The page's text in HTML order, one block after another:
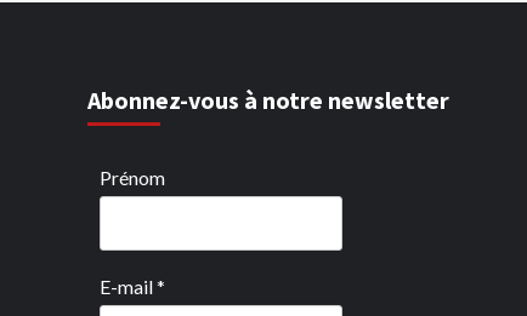
Abonnez-vous à notre newsletter
Prénom
E-mail*